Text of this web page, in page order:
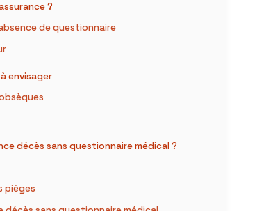
?
de questionnaire
envisager
décès sans questionnaire médical ?
pièges